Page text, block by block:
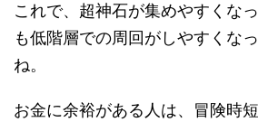
これで、超神石が集めやすくな
も低階層での周回がしやすくな
ね。
お金に余裕がある人は、冒険時